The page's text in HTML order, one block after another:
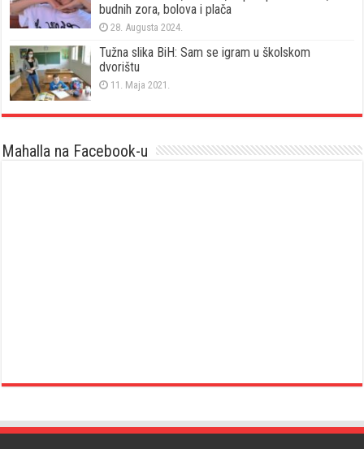
budnih zora, bolova i plača
28. Augusta 2024.
Tužna slika BiH: Sam se igram u školskom
dvorištu
11. Maja 2021.
Mahalla na Facebook-u